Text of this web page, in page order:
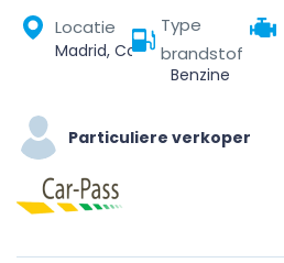
Locatie
Madrid, Community of Madrid, Spain
Type
brandstof
Benzine
Particuliere verkoper